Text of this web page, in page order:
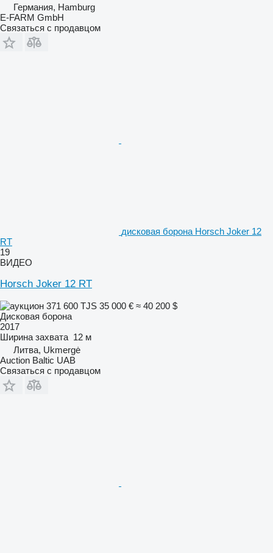
Германия, Hamburg
E-FARM GmbH
Связаться с продавцом
дисковая борона Horsch Joker 12
RT
19
ВИДЕО
Horsch Joker 12 RT
371 600 TJS 35 000 € ≈ 40 200 $
Дисковая борона
2017
Ширина захвата 12 м
Литва, Ukmergė
Auction Baltic UAB
Связаться с продавцом